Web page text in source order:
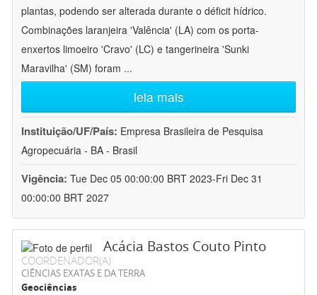
plantas, podendo ser alterada durante o déficit hídrico.
Combinações laranjeira 'Valência' (LA) com os porta-
enxertos limoeiro 'Cravo' (LC) e tangerineira 'Sunki
Maravilha' (SM) foram ...
leia mais
Instituição/UF/País: Empresa Brasileira de Pesquisa
Agropecuária - BA - Brasil
Vigência: Tue Dec 05 00:00:00 BRT 2023-Fri Dec 31
00:00:00 BRT 2027
Acácia Bastos Couto Pinto
COORDENADOR(A)
CIÊNCIAS EXATAS E DA TERRA
Geociências